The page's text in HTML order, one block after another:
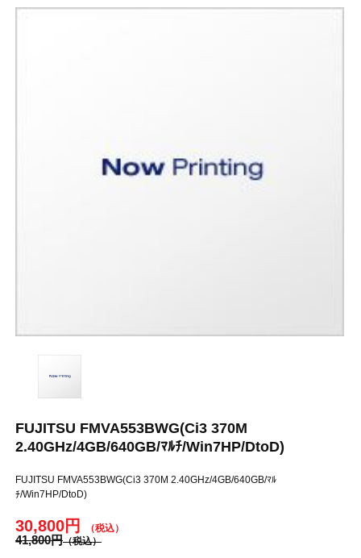
FUJITSU FMVA553BWG(Ci3 370M
2.40GHz/4GB/640GB/ﾏﾙﾁ/Win7HP/DtoD)
FUJITSU FMVA553BWG(Ci3 370M 2.40GHz/4GB/640GB/ﾏﾙ
ﾁ/Win7HP/DtoD)
30,800円
41,800円